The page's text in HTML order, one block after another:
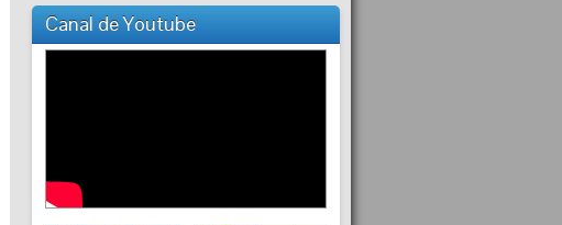
Canal de Youtube